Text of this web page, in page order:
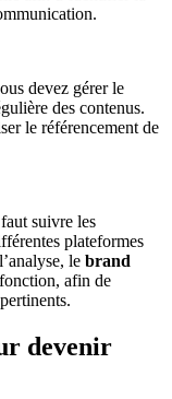
devez gérer le
des contenus.
le référencement de
suivre les
plateformes
le brand
afin de
devenir